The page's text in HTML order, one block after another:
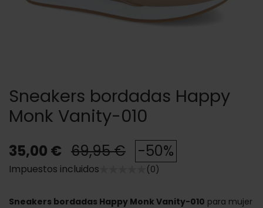
Sneakers bordadas Happy
Monk Vanity-010
35,00 € 69,95 € -50%
Impuestos incluidos (0)
Sneakers bordadas Happy Monk Vanity-010 para mujer